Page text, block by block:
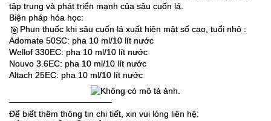
tập trung và phát triển mạnh của sâu cuốn lá.
Biện pháp hóa học:
🎯 Phun thuốc khi sâu cuốn lá xuất hiện mật số cao, tuổi nhỏ :
Adomate 50SC: pha 10 ml/10 lít nước
Wellof 330EC: pha 10 ml/10 lít nước
Nouvo 3.6EC: pha 10 ml/10 lít nước
Altach 25EC: pha 10 ml/10 lít nước
─────────────────
Để biết thêm thông tin chi tiết, xin vui lòng liên hệ: